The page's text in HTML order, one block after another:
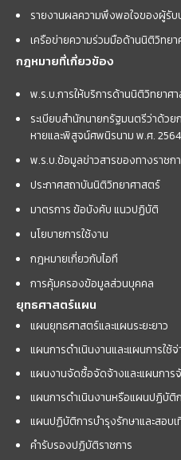
รายงานผลความพึงพอใจของผู้รับ
เครือข่ายความร่วมมือด้านนิติวิทย
กฎหมายที่เกี่ยวข้อง
พ.ร.บ.การให้บริการด้านนิติวิทยาศ
ระเบียบสำนักนายกรัฐมนตรีว่าด้
หายและพิสูจน์ศพนิรนาม พ.ศ. 2564
พ.ร.บ.ข้อมูลข่าวสารของทางราชก
ประกาศสถาบันนิติวิทยาศาสตร์
มาตรการ ข้อบังคับ แนวปฏิบัติ
นโยบายการใช้งาน
กฎหมายเกี่ยวกับไอที
การคุ้มครองข้อมูลส่วนบุคคล
ยุทธศาสตร์แผน
แผนยุทธศาสตร์และแผนระยะยาว
แผนการดำเนินงานและแผนการใช้
แผนงานจัดซื้อจัดจ้างและแผนกา
แผนการดำเนินงานหรือแผนปฏิบัติ
แผนปฏิบัติการบำรุงรักษาและสอบ
คำรับรองปฏิบัติราชการ